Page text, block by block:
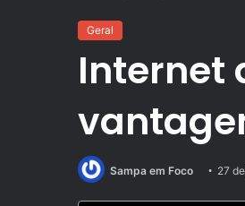
Geral
Internet
Sampa em Foco 27